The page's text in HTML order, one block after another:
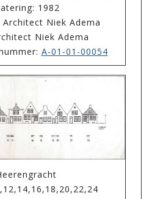
1982
Niek Adema
Niek Adema
A-01-01-00054